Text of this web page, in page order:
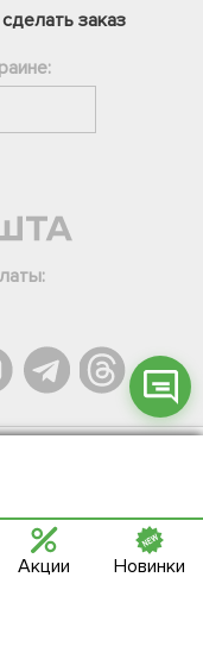
заказ
права защищены
Інстаграм
Онлайн чат
Акции Новинки